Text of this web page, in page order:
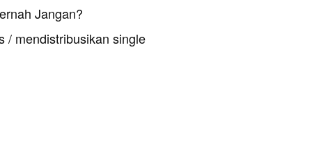
Jangan?
/ mendistribusikan single